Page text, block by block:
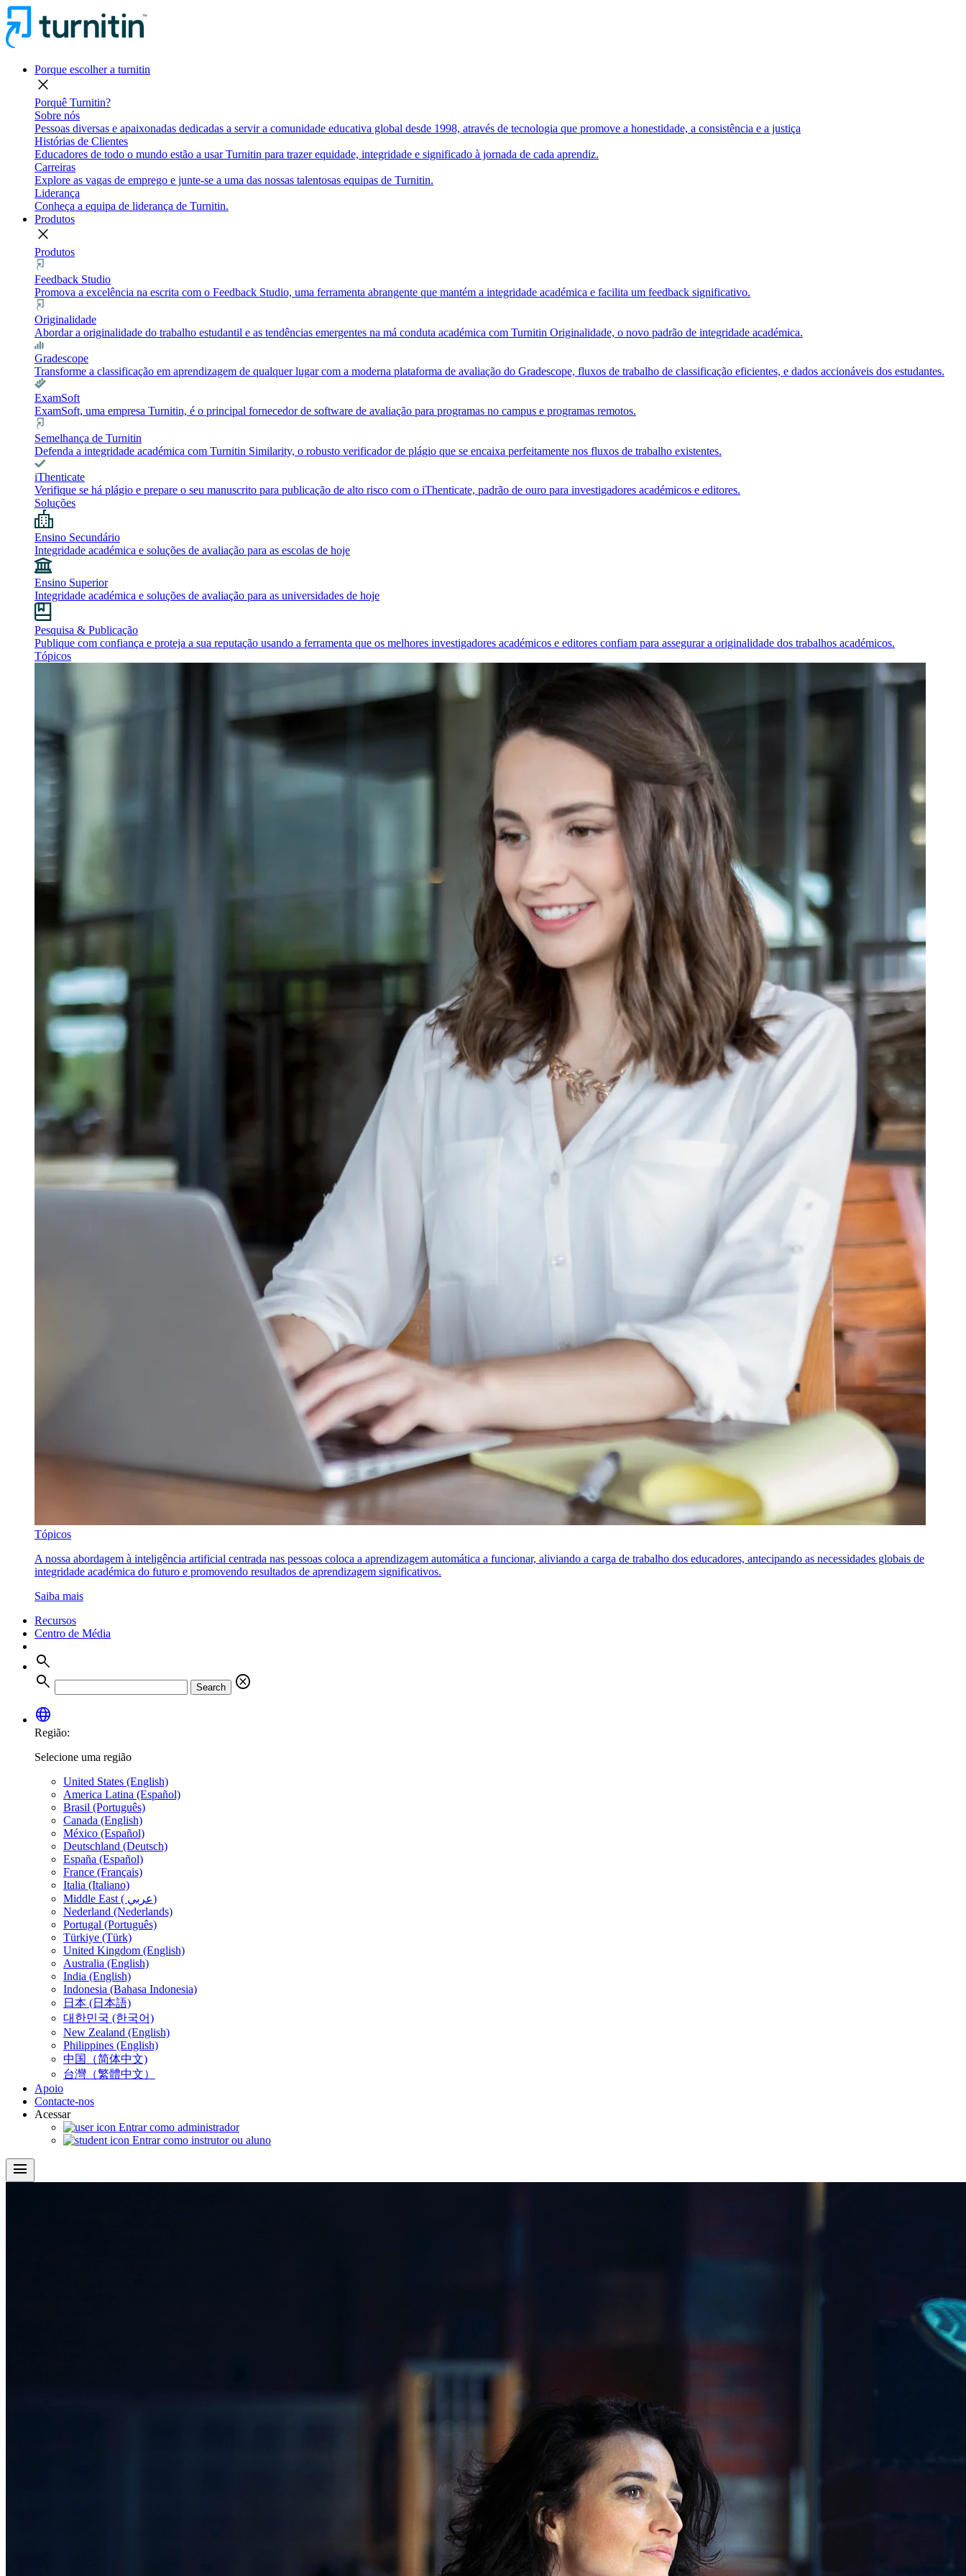
Porque escolher a turnitin
close
Porquê Turnitin?
Sobre nós
Pessoas diversas e apaixonadas dedicadas a servir a comunidade educativa global desde 1998, através de tecnologia que promove a honestidade, a consistência e a justiça
Histórias de Clientes
Educadores de todo o mundo estão a usar Turnitin para trazer equidade, integridade e significado à jornada de cada aprendiz.
Carreiras
Explore as vagas de emprego e junte-se a uma das nossas talentosas equipas de Turnitin.
Liderança
Conheça a equipa de liderança de Turnitin.
Produtos
close
Produtos
Feedback Studio
Promova a excelência na escrita com o Feedback Studio, uma ferramenta abrangente que mantém a integridade académica e facilita um feedback significativo.
Originalidade
Abordar a originalidade do trabalho estudantil e as tendências emergentes na má conduta académica com Turnitin Originalidade, o novo padrão de integridade académica.
Gradescope
Transforme a classificação em aprendizagem de qualquer lugar com a moderna plataforma de avaliação do Gradescope, fluxos de trabalho de classificação eficientes, e dados accionáveis dos estudantes.
ExamSoft
ExamSoft, uma empresa Turnitin, é o principal fornecedor de software de avaliação para programas no campus e programas remotos.
Semelhança de Turnitin
Defenda a integridade académica com Turnitin Similarity, o robusto verificador de plágio que se encaixa perfeitamente nos fluxos de trabalho existentes.
iThenticate
Verifique se há plágio e prepare o seu manuscrito para publicação de alto risco com o iThenticate, padrão de ouro para investigadores académicos e editores.
Soluções
Ensino Secundário
Integridade académica e soluções de avaliação para as escolas de hoje
Ensino Superior
Integridade académica e soluções de avaliação para as universidades de hoje
Pesquisa & Publicação
Publique com confiança e proteja a sua reputação usando a ferramenta que os melhores investigadores académicos e editores confiam para assegurar a originalidade dos trabalhos académicos.
Tópicos
Tópicos
A nossa abordagem à inteligência artificial centrada nas pessoas coloca a aprendizagem automática a funcionar, aliviando a carga de trabalho dos educadores, antecipando as necessidades globais de
integridade académica do futuro e promovendo resultados de aprendizagem significativos.
Saiba mais
Recursos
Centro de Média
search
search
Search
cancel
language
Região:
Selecione uma região
United States (English)
America Latina (Español)
Brasil (Português)
Canada (English)
México (Español)
Deutschland (Deutsch)
España (Español)
France (Français)
Italia (Italiano)
Middle East ( عربي)
Nederland (Nederlands)
Portugal (Português)
Türkiye (Türk)
United Kingdom (English)
Australia (English)
India (English)
Indonesia (Bahasa Indonesia)
日本 (日本語)
대한민국 (한국어)
New Zealand (English)
Philippines (English)
中国（简体中文)
台灣（繁體中文）
Apoio
Contacte-nos
Acessar
Entrar como administrador
Entrar como instrutor ou aluno
menu